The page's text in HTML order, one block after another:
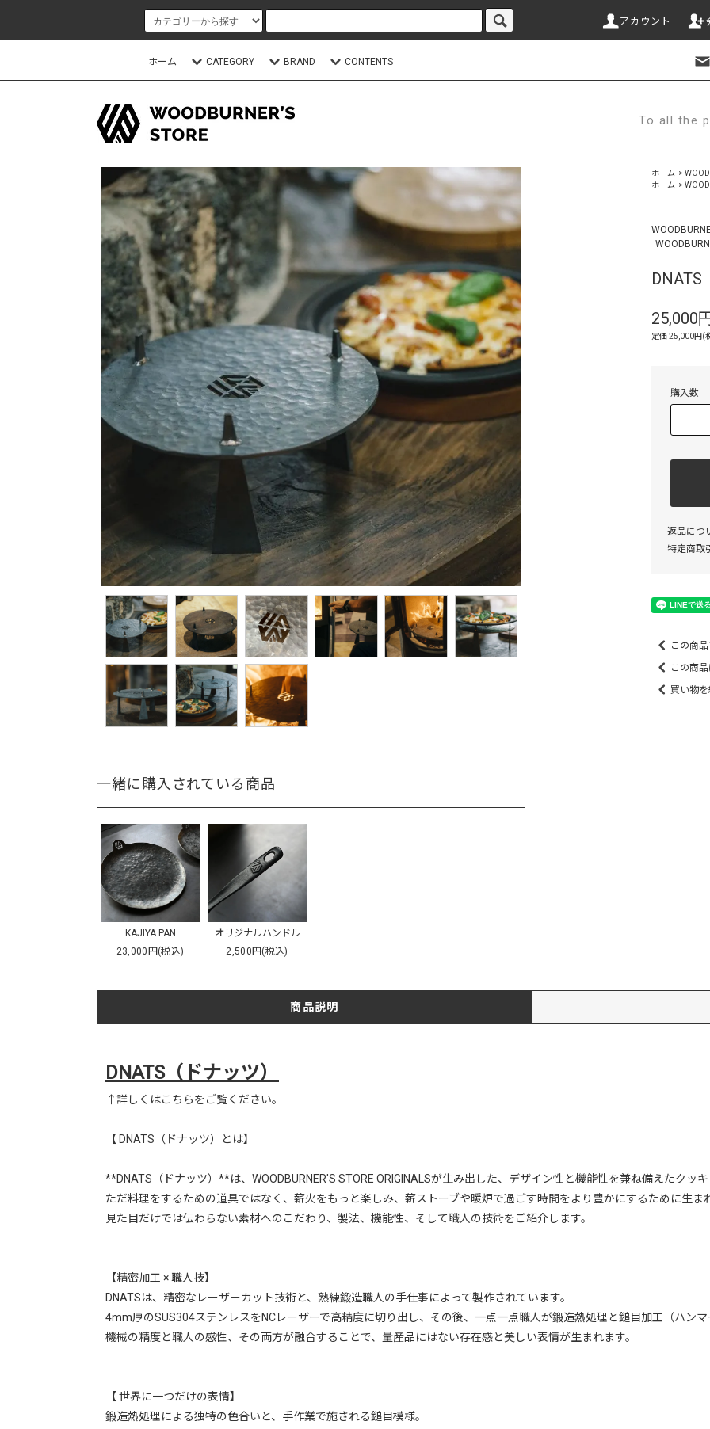
アカウント
ホーム CATEGORY BRAND CONTENTS
To all the
一緒に購入されている商品
KAJIYA PAN
23,000円(税込)
オリジナルハンドル
2,500円(税込)
ホーム >
ホーム >
DNATS
25,000
定価 25,000円(
購入数
返品につ
特定商取
この商
この商
買い物
商品説明
DNATS（ドナッツ）
↑詳しくはこちらをご覧ください。
【 DNATS（ドナッツ）とは】
**DNATS（ドナッツ）**は、WOODBURNER'S STORE ORIGINALSが生み出した、デザイン性と機能性を兼ね備えたクッ
ただ料理をするための道具ではなく、薪火をもっと楽しみ、薪ストーブや暖炉で過ごす時間をより豊かにするために生ま
見た目だけでは伝わらない素材へのこだわり、製法、機能性、そして職人の技術をご紹介します。
【精密加工 × 職人技】
DNATSは、精密なレーザーカット技術と、熟練鍛造職人の手仕事によって製作されています。
4mm厚のSUS304ステンレスをNCレーザーで高精度に切り出し、その後、一点一点職人が鍛造熱処理と鎚目加工（ハン
機械の精度と職人の感性、その両方が融合することで、量産品にはない存在感と美しい表情が生まれます。
【 世界に一つだけの表情】
鍛造熱処理による独特の色合いと、手作業で施される鎚目模様。